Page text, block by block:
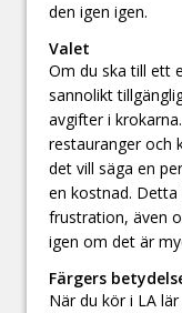
den igen igen.
Valet
Om du ska till ett
sannolikt
avgifter i
restauranger och
det vill säga en
en kostnad. Detta
frustration, även
igen om det är
Färgers
När du kör i LA